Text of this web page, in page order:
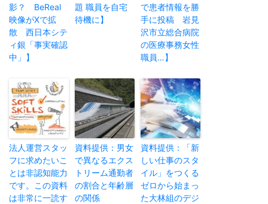
影？ BeReal
映像がXで拡
散 西日本シテ
ィ銀「事実確認
中」】
題 職員を自宅
待機に】
で患者情報を勝
手に投稿 岩見
沢市立総合病院
の医療事務女性
職員…】
法人運営スタッ
フに求めたいこ
とは非認知能力
です。この資料
は非常に一読す
資料提供：男女
で異なるエクス
トリーム通勤者
の割合と年齢層
の関係
資料提供：「新
しい仕事のスタ
イル」をつくる
ゼロから始まっ
た大林組のデジ